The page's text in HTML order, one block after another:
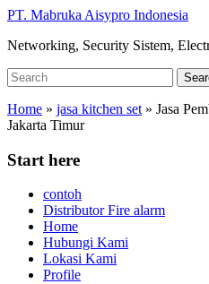
Skip
main
PT. Mabruka Aisypro Indonesia
Networking, Security Sistem,
Search
for:
Home » jasa kitchen set » Jasa
Jakarta Timur
Start here
contoh
Distributor Fire alarm
Home
Hubungi Kami
Lokasi Kami
Profile